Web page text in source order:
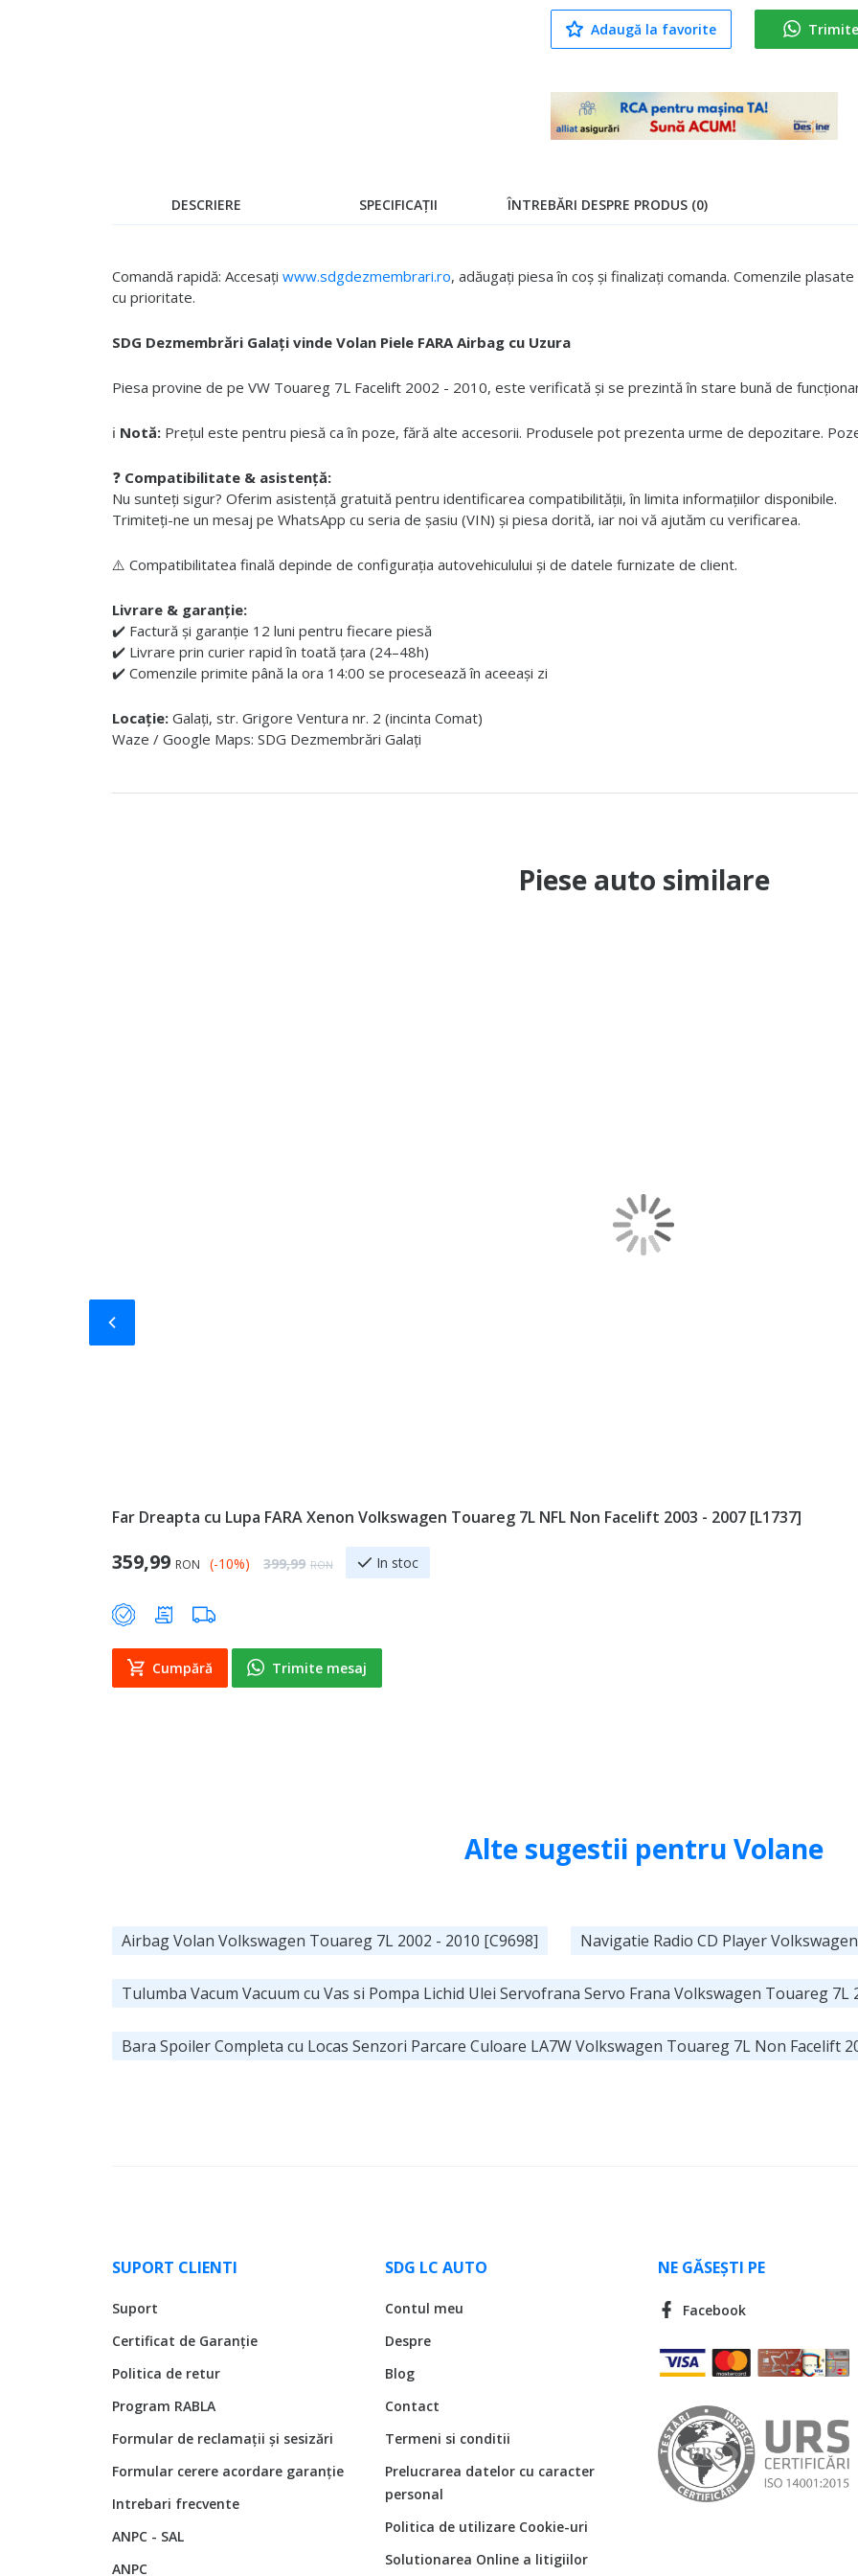
Adaugă la favorite
DESCRIERE
Comandă rapidă: Accesați www.sdgdezmembrari.ro, adăugați piesa în coș și finalizați comanda. Comenzile
cu prioritate.
SDG Dezmembrări Galați vinde Volan Piele FARA Airbag cu Uzura
Piesa provine de pe VW Touareg 7L Facelift 2002 - 2010, este verificată și se prezintă în stare bună de
ℹ️ Notă: Prețul este pentru piesă ca în poze, fără alte accesorii. Produsele pot prezenta urme de depozitare.
❓ Compatibilitate & asistență:
Nu sunteți sigur? Oferim asistență gratuită pentru identificarea compatibilității, în limita informațiilor disponibile.
Trimiteți-ne un mesaj pe WhatsApp cu seria de șasiu (VIN) și piesa dorită, iar noi vă ajutăm cu verificarea.
⚠️ Compatibilitatea finală depinde de configurația autovehiculului și de datele furnizate de client.
Livrare & garanție:
✔️ Factură și garanție 12 luni pentru fiecare piesă
✔️ Livrare prin curier rapid în toată țara (24–48h)
✔️ Comenzile primite până la ora 14:00 se procesează în aceeași zi
Locație: Galați, str. Grigore Ventura nr. 2 (incinta Comat)
Waze / Google Maps: SDG Dezmembrări Galați
SPECIFICAȚII ÎNTREBĂRI DESPRE PRODUS (0)
Piese auto similare
Far Dreapta cu Lupa FARA Xenon Volkswagen Touareg 7L NFL Non Facelift 2003 - 2007 [L1737]
Special Price
359,99 RON (-10%) Regular Price
399,99 RON In stoc
Cumpără Trimite mesaj
Slide-ul anterior
Alte sugestii pentru Volane
Airbag Volan Volkswagen Touareg 7L 2002 - 2010 [C9698] Navigatie Radio CD Player
Tulumba Vacum Vacuum cu Vas si Pompa Lichid Ulei Servofrana Servo Frana Volkswagen Touareg 7L
Bara Spoiler Completa cu Locas Senzori Parcare Culoare LA7W Volkswagen Touareg 7L Non Facelift
SUPORT CLIENTI
Suport
Certificat de Garanție
Politica de retur
Program RABLA
Formular de reclamații și sesizări
Formular cerere acordare garanție
Intrebari frecvente
ANPC - SAL
ANPC
SDG LC AUTO
Contul meu
Despre
Blog
Contact
Termeni si conditii
Prelucrarea datelor cu caracter
personal
Politica de utilizare Cookie-uri
Solutionarea Online a litigiilor
NE GĂSEȘTI PE
Facebook